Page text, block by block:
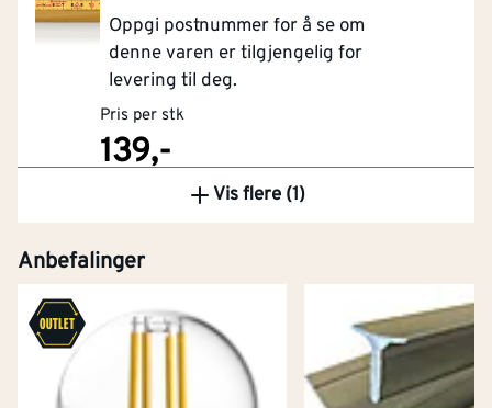
Oppgi postnummer for å se om
denne varen er tilgjengelig for
levering til deg.
Pris per stk
139,-
Vis flere (1)
Anbefalinger